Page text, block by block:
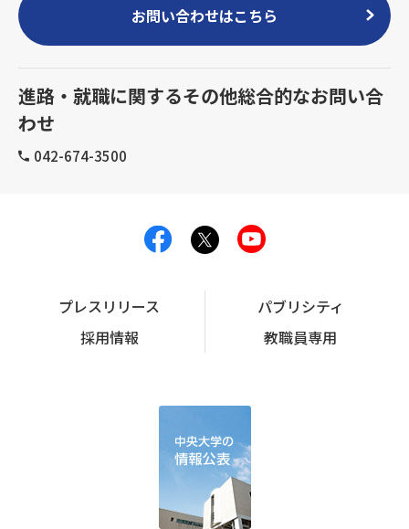
お問い合わせはこちら
進路・就職に関するその他総合的なお問い合
わせ
042-674-3500
プレスリリース
パブリシティ
採用情報
教職員専用